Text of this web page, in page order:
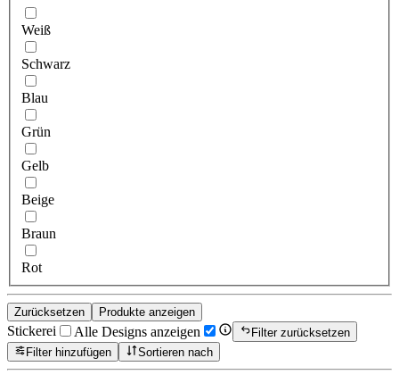
Weiß
Schwarz
Blau
Grün
Gelb
Beige
Braun
Rot
Zurücksetzen Produkte anzeigen
Stickerei Alle Designs anzeigen
Filter zurücksetzen
Filter hinzufügen
Sortieren nach